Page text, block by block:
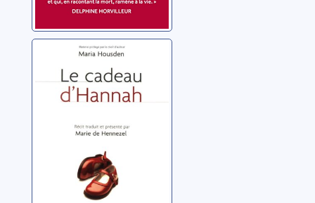
Le cadeau
d'Hannah
Housden, Maria